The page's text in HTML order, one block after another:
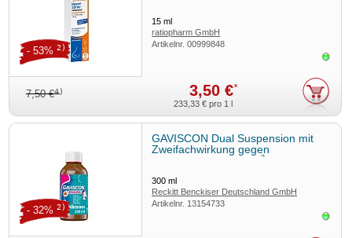
15ml
ratiopharm GmbH
Artikelnr.00999848
7,50 €4) 3,50 €*
- 53% 2)
233,33 € pro 1 l
GAVISCON Dual Suspension mit
Zweifachwirkung gegen
3
300ml
Reckitt Benckiser Deutschland GmbH
Artikelnr. 13154733
- 32% 2)